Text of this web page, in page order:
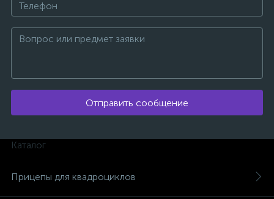
Отправить сообщение
Каталог
Прицепы для квадроциклов